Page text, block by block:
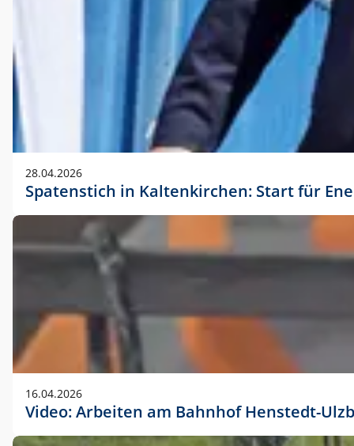
28.04.2026
Spatenstich in Kaltenkirchen: Start für
16.04.2026
Video: Arbeiten am Bahnhof Henstedt-